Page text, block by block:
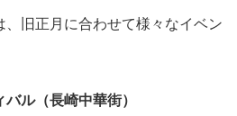
、旧正月に合わせて様々なイベン
ル（長崎中華街）